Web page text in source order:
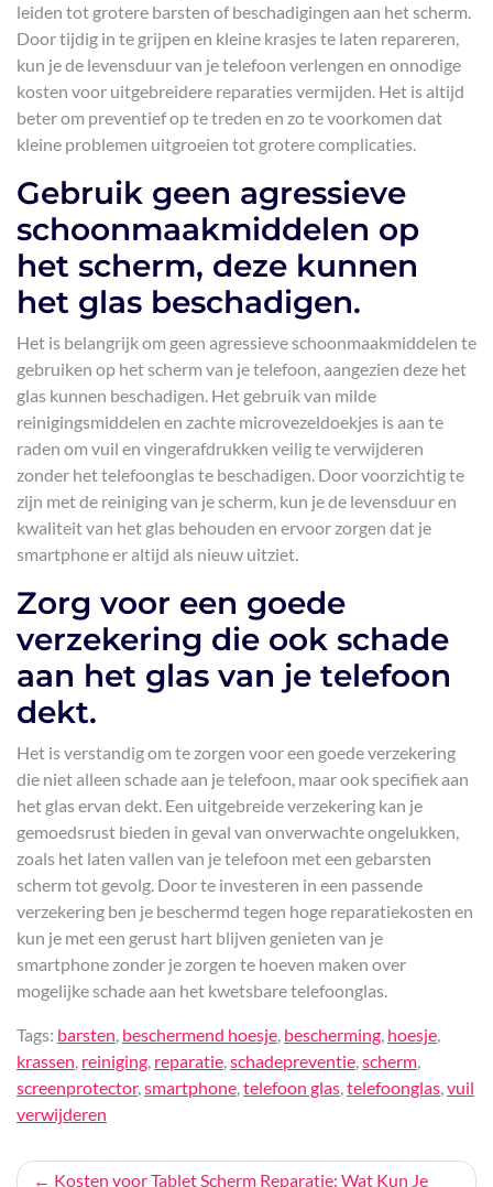
leiden tot grotere barsten of beschadigingen aan het scherm.
Door tijdig in te grijpen en kleine krasjes te laten repareren,
kun je de levensduur van je telefoon verlengen en onnodige
kosten voor uitgebreidere reparaties vermijden. Het is altijd
beter om preventief op te treden en zo te voorkomen dat
kleine problemen uitgroeien tot grotere complicaties.
Gebruik geen agressieve
schoonmaakmiddelen op
het scherm, deze kunnen
het glas beschadigen.
Het is belangrijk om geen agressieve schoonmaakmiddelen te
gebruiken op het scherm van je telefoon, aangezien deze het
glas kunnen beschadigen. Het gebruik van milde
reinigingsmiddelen en zachte microvezeldoekjes is aan te
raden om vuil en vingerafdrukken veilig te verwijderen
zonder het telefoonglas te beschadigen. Door voorzichtig te
zijn met de reiniging van je scherm, kun je de levensduur en
kwaliteit van het glas behouden en ervoor zorgen dat je
smartphone er altijd als nieuw uitziet.
Zorg voor een goede
verzekering die ook schade
aan het glas van je telefoon
dekt.
Het is verstandig om te zorgen voor een goede verzekering
die niet alleen schade aan je telefoon, maar ook specifiek aan
het glas ervan dekt. Een uitgebreide verzekering kan je
gemoedsrust bieden in geval van onverwachte ongelukken,
zoals het laten vallen van je telefoon met een gebarsten
scherm tot gevolg. Door te investeren in een passende
verzekering ben je beschermd tegen hoge reparatiekosten en
kun je met een gerust hart blijven genieten van je
smartphone zonder je zorgen te hoeven maken over
mogelijke schade aan het kwetsbare telefoonglas.
Tags: barsten, beschermend hoesje, bescherming, hoesje,
krassen, reiniging, reparatie,schadepreventie,scherm,
screenprotector,smartphone,telefoon glas,telefoonglas,vuil
verwijderen
Kosten voor Tablet Scherm Reparatie: Wat Kun Je